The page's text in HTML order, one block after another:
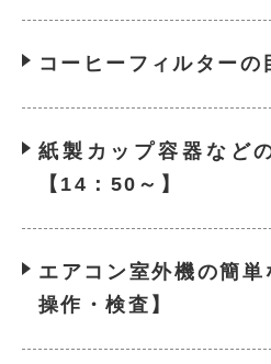
コーヒーフィルターの
紙製カップ容器など
【14：50～】
エアコン室外機の簡
操作・検査】